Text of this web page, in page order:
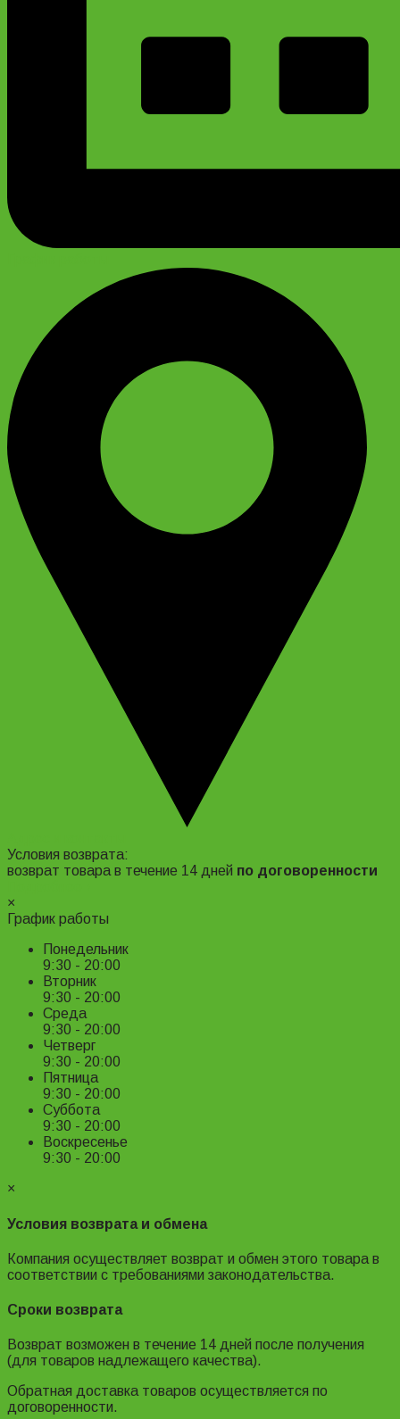
Условия возврата:
возврат товара в течение 14 дней по договоренности
×
График работы
Понедельник
9:30 - 20:00
Вторник
9:30 - 20:00
Среда
9:30 - 20:00
Четверг
9:30 - 20:00
Пятница
9:30 - 20:00
Суббота
9:30 - 20:00
Воскресенье
9:30 - 20:00
×
Условия возврата и обмена
Компания осуществляет возврат и обмен этого товара в
соответствии с требованиями законодательства.
Сроки возврата
Возврат возможен в течение 14 дней после получения
(для товаров надлежащего качества).
Обратная доставка товаров осуществляется по
договоренности.